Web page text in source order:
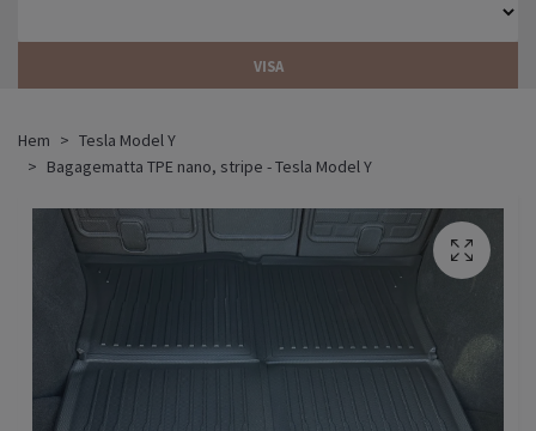
VISA
Hem
Tesla Model Y
Bagagematta TPE nano, stripe - Tesla Model Y